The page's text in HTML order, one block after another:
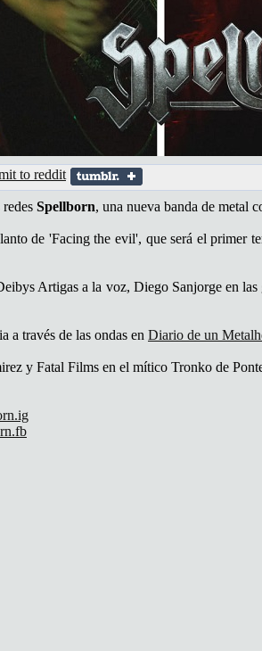
Spellborn, una nueva banda de metal
de 'Facing the evil', que será el primer
Artigas a la voz, Diego Sanjorge en
a través de las ondas en Diario de un
y Fatal Films en el mítico Tronko de